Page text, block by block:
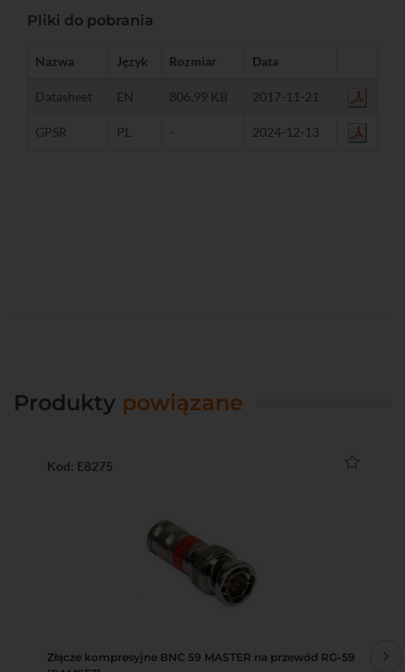
Pliki do pobrania
Nazwa Język Rozmiar Data
Datasheet EN 806,99 KB 2017-11-21
GPSR PL - 2024-12-13
Produkty powiązane
Kod: E8275
Złącze kompresyjne BNC 59 MASTER na przewód RG-59